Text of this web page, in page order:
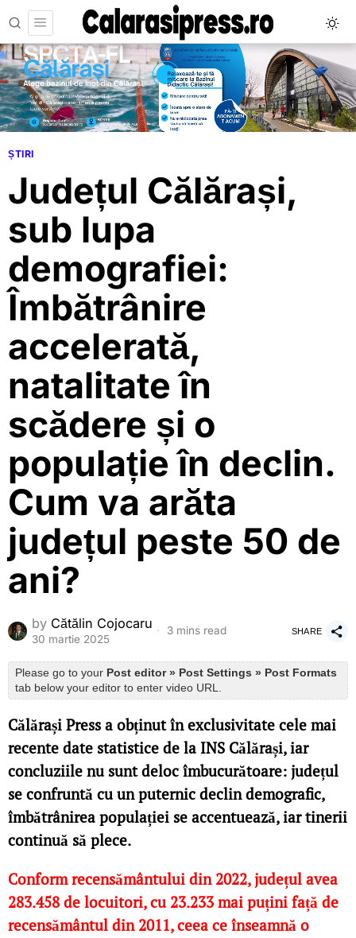
ȘTIRI
Județul Călărași,
sub lupa
demografiei:
Îmbătrânire
accelerată,
natalitate în
scădere și o
populație în declin.
Cum va arăta
județul peste 50 de
ani?
by Cătălin Cojocaru
30 martie 2025
3 mins read SHARE
Please go to your Post editor » Post Settings » Post Formats
tab below your editor to enter video URL.
Călărași Press a obținut în exclusivitate cele mai
recente date statistice de la INS Călărași, iar
concluziile nu sunt deloc îmbucurătoare: județul
se confruntă cu un puternic declin demografic,
îmbătrânirea populației se accentuează, iar tinerii
continuă să plece.
Conform recensământului din 2022, județul avea
283.458 de locuitori, cu 23.233 mai puțini față de
recensământul din 2011, ceea ce înseamnă o